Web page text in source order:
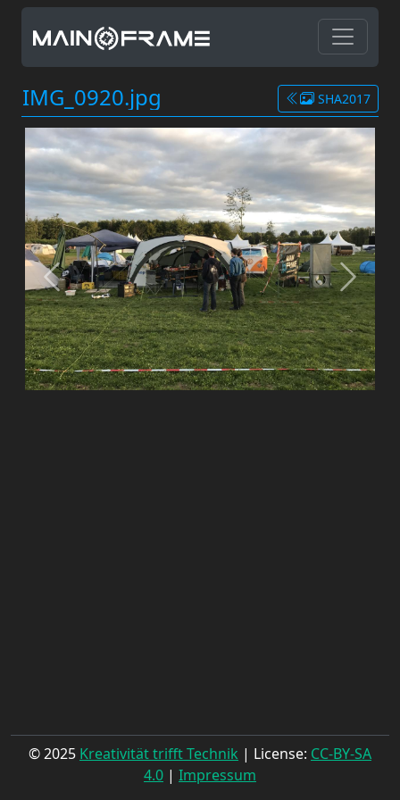
IMG_0920.jpg SHA2017
© 2025 Kreativität trifft Technik | License: CC-BY-SA
4.0 | Impressum